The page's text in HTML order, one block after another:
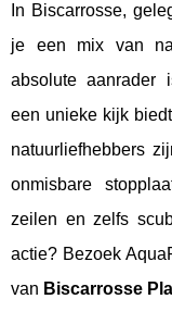
In Biscarrosse,
je een mix van
absolute
een unieke kijk
natuurliefhebbers
onmisbare
zeilen en zelfs
actie? Bezoek
van Biscarrosse